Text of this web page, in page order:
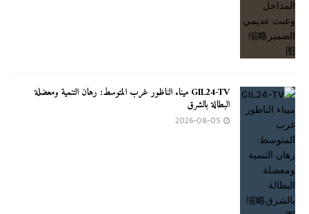
GIL24-TV ميناء الناظور غرب المتوسط: رهان التنمية ومعضلة
البطالة بالشرق
2026-08-05